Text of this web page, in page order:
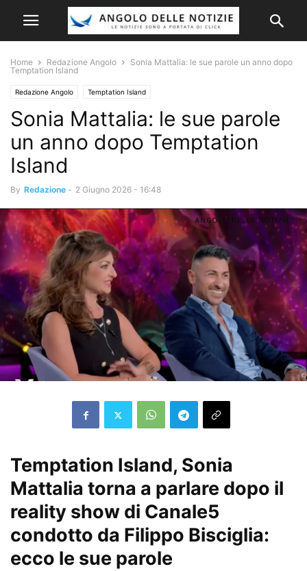
Home Redazione Angolo
Sonia Mattalia: le sue parole un anno dopo
Temptation Island
Redazione Angolo Temptation Island
Sonia Mattalia: le sue parole
un anno dopo Temptation
Island
By Redazione - 2 Giugno 2026 - 16:48
Temptation Island, Sonia
Mattalia torna a parlare dopo il
reality show di Canale5
condotto da Filippo Bisciglia:
ecco le sue parole